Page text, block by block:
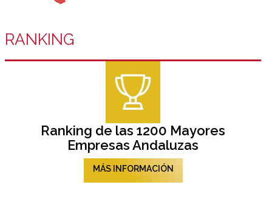
RANKING
Ranking de las 1200 Mayores
Empresas Andaluzas
MÁS INFORMACIÓN